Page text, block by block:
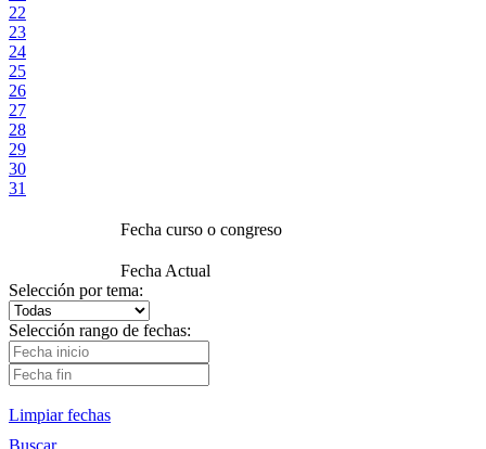
22
23
24
25
26
27
28
29
30
31
Fecha curso o congreso
Fecha Actual
Selección por tema:
Selección rango de fechas:
Limpiar fechas